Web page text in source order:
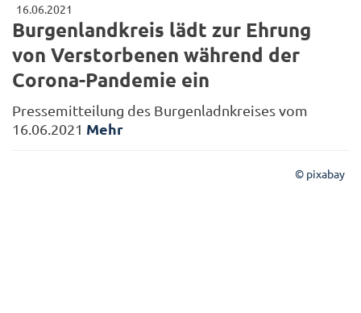
16.06.2021
Burgenlandkreis lädt zur Ehrung
von Verstorbenen während der
Corona-Pandemie ein
Pressemitteilung des Burgenladnkreises vom
16.06.2021 Mehr
© pixabay